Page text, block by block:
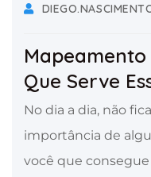
Mapeamento
Que Serve
No dia a dia, não
importância de
você que consegue